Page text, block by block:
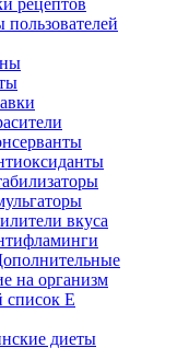
рецептов
пользователей
вкуса
на организм
E
диеты